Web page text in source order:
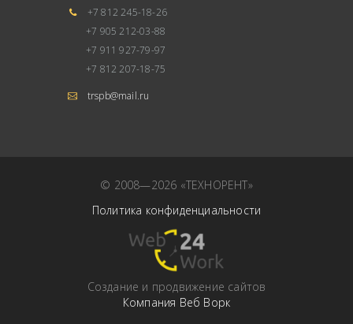
+7 812 245-18-26
+7 905 212-03-88
+7 911 927-79-97
+7 812 207-18-75
trspb@mail.ru
© 2008—2026 «ТЕХНОРЕНТ»
Политика конфиденциальности
Cоздание и продвижение сайтов
Компания Веб Ворк